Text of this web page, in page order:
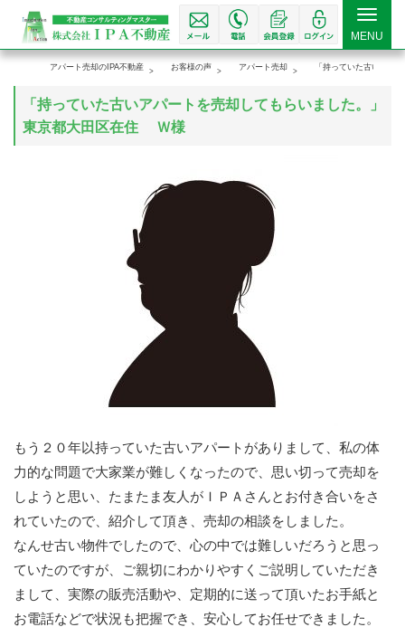
Toggle
MENU
アパート売却のIPA不動産 お客様の声 アパート売却 「持っていた古いアパ
「持っていた古いアパートを売却してもらいました。」
東京都大田区在住 Ｗ様
もう２０年以持っていた古いアパートがありまして、私の体
力的な問題で大家業が難しくなったので、思い切って売却を
しようと思い、たまたま友人がＩＰＡさんとお付き合いをさ
れていたので、紹介して頂き、売却の相談をしました。
なんせ古い物件でしたので、心の中では難しいだろうと思っ
ていたのですが、ご親切にわかりやすくご説明していただき
まして、実際の販売活動や、定期的に送って頂いたお手紙と
お電話などで状況も把握でき、安心してお任せできました。